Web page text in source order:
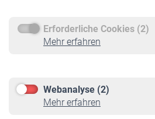
Erforderliche Cookies (2)
Mehr erfahren
Webanalyse (2)
Mehr erfahren
Service
Informationen
Online-Rechner
VBLnewsletter